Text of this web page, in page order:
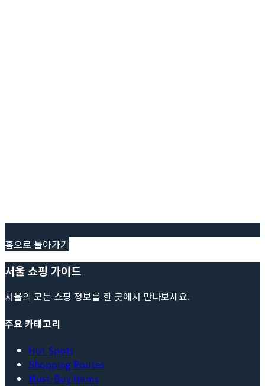
홈으로 돌아가기
서울 쇼핑 가이드
서울의 모든 쇼핑 정보를 한 곳에서 만나보세요.
주요 카테고리
Hot Spots
Shopping Routes
Must-Buy Items